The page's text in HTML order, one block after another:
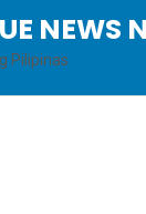
NEWS
Pilipinas